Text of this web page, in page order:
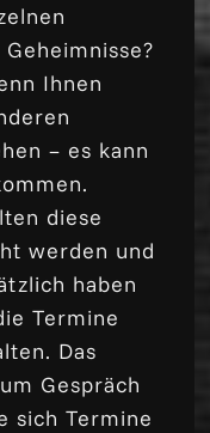
Ihnen
– es kann
diese
werden und
haben
Termine
Das
Gespräch
sich Termine